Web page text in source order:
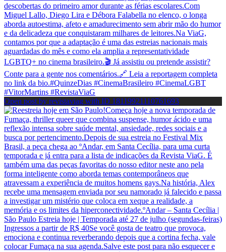
Open post by revistaviag with ID 18119921110761693